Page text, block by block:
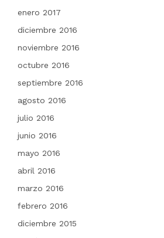
enero 2017
diciembre 2016
noviembre 2016
octubre 2016
septiembre 2016
agosto 2016
julio 2016
junio 2016
mayo 2016
abril 2016
marzo 2016
febrero 2016
diciembre 2015